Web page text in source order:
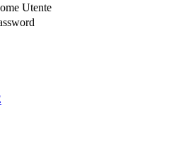
Utente